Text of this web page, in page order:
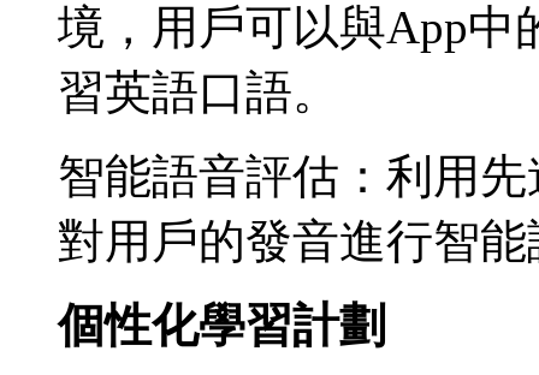
境，用戶可以與App中
習英語口語。
智能語音評估：利用
對用戶的發音進行智
個性化學習計劃